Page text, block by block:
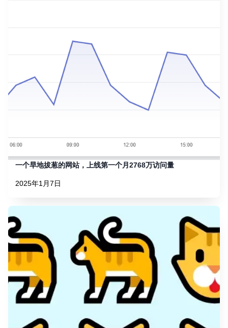
一个旱地拔葱的网站，上线第一个月2768万访问量
2025年1月7日